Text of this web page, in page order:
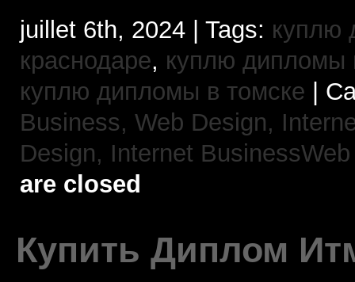
juillet 6th, 2024 | Tags: куплю
краснодаре, куплю дипломы
куплю дипломы в томске |
Business, Web Design,
Design, Internet
are closed
Купить Диплом